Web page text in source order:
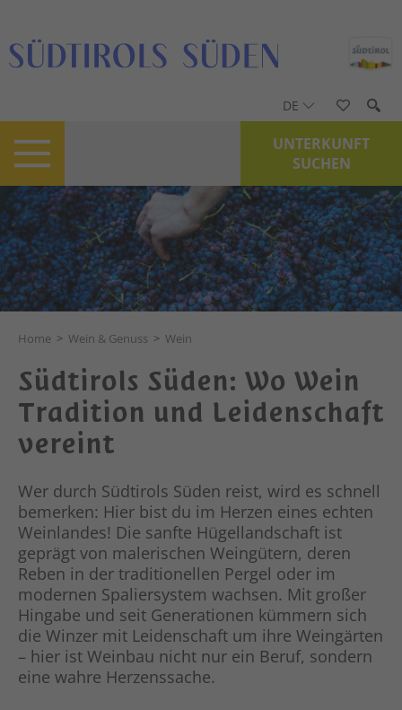
DE
UNTERKUNFT
SUCHEN
Home > Wein & Genuss > Wein
Südtirols Süden: Wo Wein
Tradition und Leidenschaft
vereint
Wer durch Südtirols Süden reist, wird es schnell
bemerken: Hier bist du im Herzen eines echten
Weinlandes! Die sanfte Hügellandschaft ist
geprägt von malerischen Weingütern, deren
Reben in der traditionellen Pergel oder im
modernen Spaliersystem wachsen. Mit großer
Hingabe und seit Generationen kümmern sich
die Winzer mit Leidenschaft um ihre Weingärten
– hier ist Weinbau nicht nur ein Beruf, sondern
eine wahre Herzenssache.